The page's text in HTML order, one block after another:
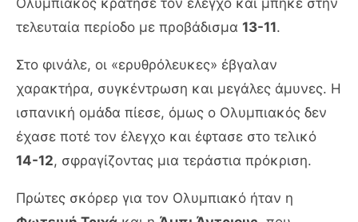
Ολυμπιακός κράτησε τον έλεγχο και μπήκε στην
τελευταία περίοδο με προβάδισμα 13-11.
Στο φινάλε, οι «ερυθρόλευκες» έβγαλαν
χαρακτήρα, συγκέντρωση και μεγάλες άμυνες. Η
ισπανική ομάδα πίεσε, όμως ο Ολυμπιακός δεν
έχασε ποτέ τον έλεγχο και έφτασε στο τελικό
14-12, σφραγίζοντας μια τεράστια πρόκριση.
Πρώτες σκόρερ για τον Ολυμπιακό ήταν η